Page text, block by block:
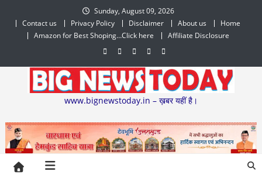
content
Sunday, August 09, 2026
Contact us
Privacy Policy Disclaimer About us
Home
Amazon for Best Shoping…Click here
Affiliate Disclosure
www.bignewstoday.in – ख़बर यहीं है।